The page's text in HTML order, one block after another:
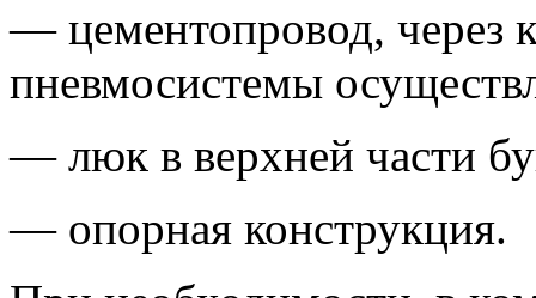
— цементопровод, через
пневмосистемы
— люк в верхней части
— опорная конструкция.